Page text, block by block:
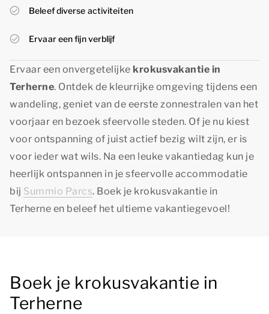
Beleef diverse activiteiten
Ervaar een fijn verblijf
Ervaar een onvergetelijke krokusvakantie in
Terherne. Ontdek de kleurrijke omgeving tijdens een
wandeling, geniet van de eerste zonnestralen van het
voorjaar en bezoek sfeervolle steden. Of je nu kiest
voor ontspanning of juist actief bezig wilt zijn, er is
voor ieder wat wils. Na een leuke vakantiedag kun je
heerlijk ontspannen in je sfeervolle accommodatie
bij Summio Parcs. Boek je krokusvakantie in
Terherne en beleef het ultieme vakantiegevoel!
Boek je krokusvakantie in
Terherne